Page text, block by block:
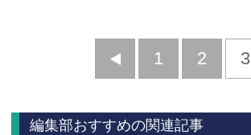
前
1 2 3
編集部おすすめの関連記事